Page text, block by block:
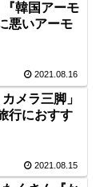
韓国アーモ
悪いアーモ
2021.08.16
メラ三脚」
行におすす
2021.08.15